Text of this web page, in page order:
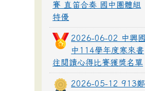
賽 直笛合奏 國中團體組
特優
2026-06-02 中興國
中114學年度寒來書
往閱讀心得比賽獲獎名單
2026-05-12 913鄭